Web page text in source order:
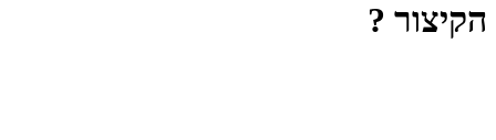
הקיצור ?